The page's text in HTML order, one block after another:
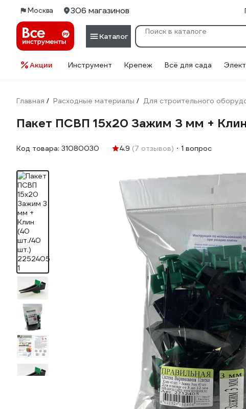
Москва 306 магазинов
Каталог
Акции Инструмент Крепеж Всё для сада
Главная / Расходные материалы / Для строительного
Пакет ПСВП 15х20 Зажим 3 мм +
Код товара: 31080030 4.9 (7 отзывов) 1 вопрос